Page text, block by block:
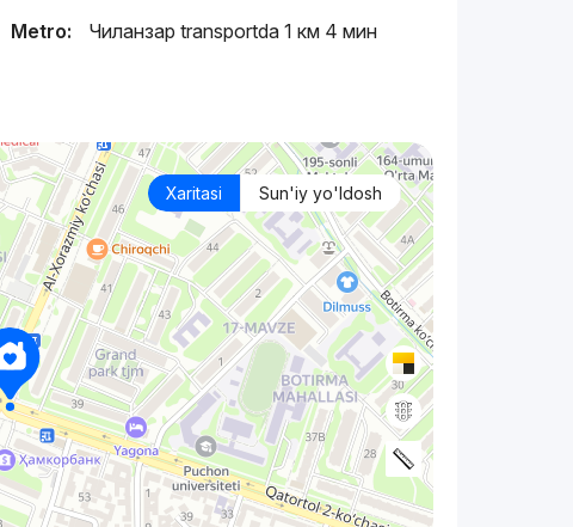
Metro: Чиланзар transportda 1 км 4 мин
Xaritasi Sun'iy yo'ldosh